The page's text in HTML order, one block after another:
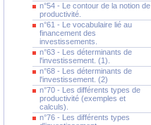
n°54 - Le contour de la notion de
productivité.
n°61 - Le vocabulaire lié au
financement des
investissements.
n°63 - Les déterminants de
l'investissement. (1).
n°68 - Les déterminants de
l'investissement. (2)
n°70 - Les différents types de
productivité (exemples et
calculs).
n°76 - Les différents types